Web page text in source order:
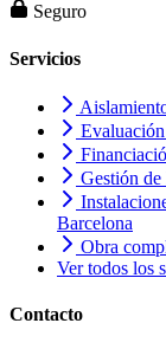
Seguro
Servicios
Gestión
Barcelona
Obra
Ver todos los
Contacto